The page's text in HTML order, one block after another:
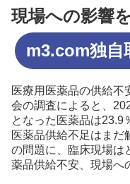
現場への影響
m3.com独自
医療用医薬品の供給不
会の調査によると、
となった医薬品は23.9
医薬品供給不足はまだ
の問題に、臨床現場
薬品供給不安、現場へ